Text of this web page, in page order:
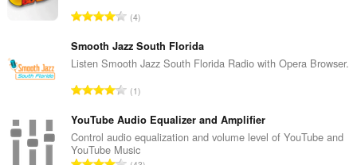
ố
ế
p
h
ạ
n
g
:
T
n
g
ố
ế
p
h
4
Smooth Jazz South Florida
Listen Smooth Jazz South Florida Radio with Opera Browser.
T
n
g
s
1
YouTube Audio Equalizer and Amplifier
Control audio equalization and volume level of YouTube and
YouTube Music